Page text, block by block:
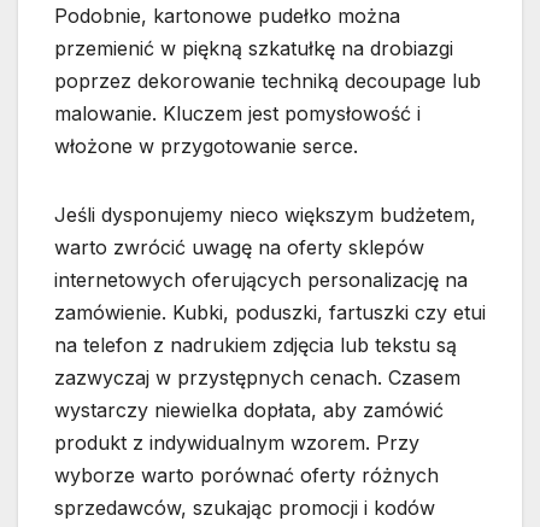
Podobnie, kartonowe pudełko można
przemienić w piękną szkatułkę na drobiazgi
poprzez dekorowanie techniką decoupage lub
malowanie. Kluczem jest pomysłowość i
włożone w przygotowanie serce.
Jeśli dysponujemy nieco większym budżetem,
warto zwrócić uwagę na oferty sklepów
internetowych oferujących personalizację na
zamówienie. Kubki, poduszki, fartuszki czy etui
na telefon z nadrukiem zdjęcia lub tekstu są
zazwyczaj w przystępnych cenach. Czasem
wystarczy niewielka dopłata, aby zamówić
produkt z indywidualnym wzorem. Przy
wyborze warto porównać oferty różnych
sprzedawców, szukając promocji i kodów